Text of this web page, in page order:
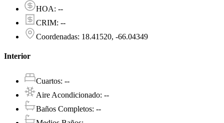
HOA: --
CRIM: --
Coordenadas: 18.41520, -66.04349
Interior
Cuartos: --
Aire Acondicionado: --
Baños Completos: --